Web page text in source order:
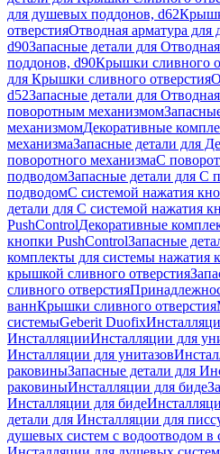
для душевых поддонов, d62
отверстияОтводная арматура
d90Запасные детали для
поддонов, d90Крышки сливного
для Крышки сливного отверстия
d52Запасные детали для
поворотным механизмом
механизмомДекоративные
механизмаЗапасные детали для
поворотного механизмаС
подводомЗапасные детали для С
подводомС системой нажатия
детали для С системой нажатия
PushControlДекоративные
кнопки PushControlЗапасные
комплекты для системы нажатия
крышкой сливного отверстия
сливного отверстия
ваннКрышки сливного отверстия
системыGeberit Duofix
ИнсталляцииИнсталляции для
Инсталляции для унитазов
раковиныЗапасные детали для
раковиныИнсталляции для биде
Инсталляции для биде
детали для Инсталляции для
душевых систем с водоотводом в